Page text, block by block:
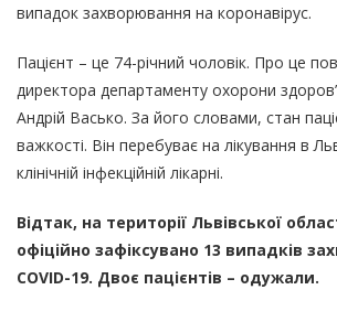
випадок захворювання на коронавірус.
Пацієнт – це 74-річний чоловік. Про це
директора департаменту охорони
Андрій Васько. За його словами, стан
важкості. Він перебуває на лікування в
клінічній інфекційній лікарні.
Відтак, на території Львівської
офіційно зафіксувано 13 випадків
COVID-19. Двоє пацієнтів – одужали.